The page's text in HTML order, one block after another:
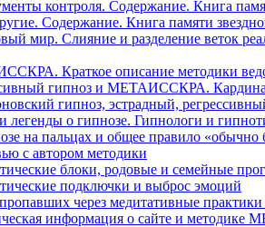
контроля. Содержание. Книга
Содержание. Книга памяти
мир. Слияние и разделение веток
Краткое описание методики
гипноз и МЕТАИССКРА.
гипноз, эстрадный,
о гипнозе. Гипнологи и
на пальцах и общее правило «обычно
с автором методики
блоки, родовые и семейные
подключки и выброс эмоций
через медитативные практики
информация о сайте и